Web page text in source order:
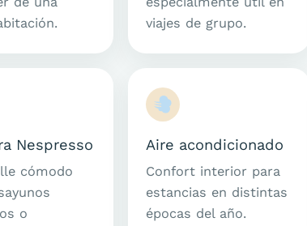
viajes de grupo.
Nespresso
cómodo
o
Aire acondicionado
Confort interior para
estancias en distintas
épocas del año.